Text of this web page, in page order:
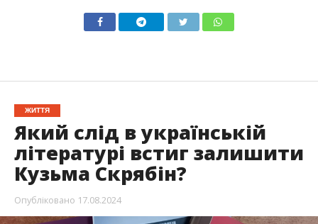
ЖИТТЯ
Який слід в українській
літературі встиг залишити
Кузьма Скрябін?
Опубліковано 17.08.2024